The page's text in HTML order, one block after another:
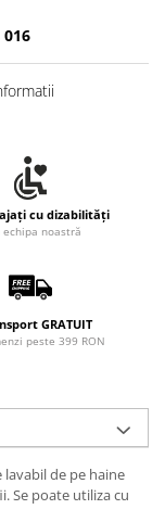
016
cu dizabilități
echipa noastră
GRATUIT
peste 399 RON
lavabil de pe haine
Se poate utiliza cu